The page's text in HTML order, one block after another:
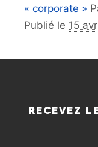
« corporate »
Publié le 15
RECEVEZ